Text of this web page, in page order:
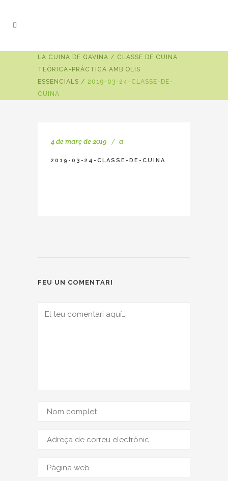
LA CUINA DE GAVINA / CLASSE DE CUINA
TEÒRICA-PRÀCTICA AMB OLIS
ESSENCIALS / 2019-03-24-CLASSE-DE-
CUINA
4 de març de 2019 a
2019-03-24-CLASSE-DE-CUINA
FEU UN COMENTARI